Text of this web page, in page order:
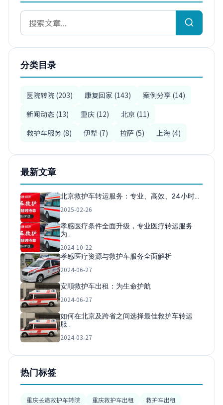
分类目录
医院转院 (203) 康复回家 (143)
案例分享 (14)
新闻动态 (13)
重庆 (12)
北京 (11)
救护车服务 (8)
伊犁 (7) 拉萨 (5) 上海 (4)
最新文章
北京救护车转运服务：专业、高效、24小时…
2025-02-26
孝感医疗条件全面升级，专业医疗转运服务
为…
2024-10-22
孝感医疗资源与救护车服务全面解析
2024-06-27
安顺救护车出租：为生命护航
2024-06-27
如何在北京及跨省之间选择最佳救护车转运
服…
2024-03-27
热门标签
重庆长途救护车转院 重庆救护车出租
救护车出租